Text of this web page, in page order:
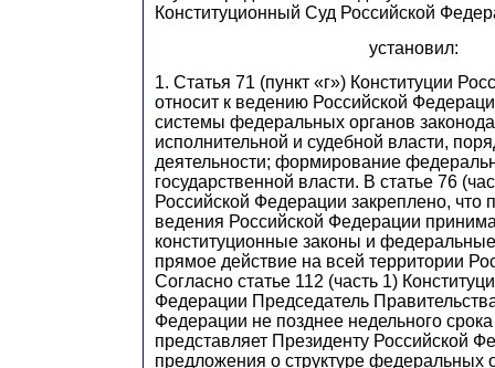
Конституционный Суд Российской
установил:
1. Статья 71 (пункт «г») Конституции
относит к ведению Российской
системы федеральных органов
исполнительной и судебной власти,
деятельности; формирование
государственной власти. В статье 76
Российской Федерации закреплено, что
ведения Российской Федерации
конституционные законы и
прямое действие на всей территории
Согласно статье 112 (часть 1)
Федерации Председатель
Федерации не позднее недельного
представляет Президенту Российской
предложения о структуре федеральных